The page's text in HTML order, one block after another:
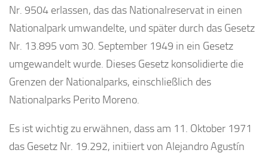
Nr. 9504 erlassen, das das Nationalreservat in einen
Nationalpark umwandelte, und später durch das Gesetz
Nr. 13.895 vom 30. September 1949 in ein Gesetz
umgewandelt wurde. Dieses Gesetz konsolidierte die
Grenzen der Nationalparks, einschließlich des
Nationalparks Perito Moreno.
Es ist wichtig zu erwähnen, dass am 11. Oktober 1971
das Gesetz Nr. 19.292, initiiert von Alejandro Agustín